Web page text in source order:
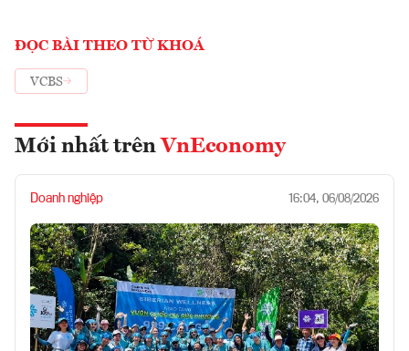
ĐỌC BÀI THEO TỪ KHOÁ
VCBS
Mới nhất trên VnEconomy
Doanh nghiệp 16:04, 06/08/2026